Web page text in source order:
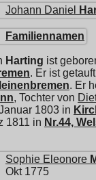
Johann Daniel
Familiennamen
Harting ist
. Er ist
. Er
, Tochter von
1803 in
1811 in Nr.44,
Sophie Eleonore
Okt 1775